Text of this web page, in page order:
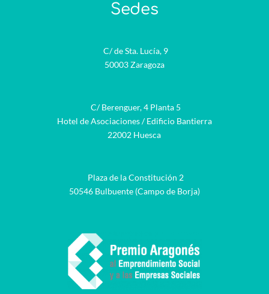
Sedes
C/ de Sta. Lucía, 9
50003 Zaragoza
C/ Berenguer, 4 Planta 5
Hotel de Asociaciones / Edificio Bantierra
22002 Huesca
Plaza de la Constitución 2
50546 Bulbuente (Campo de Borja)